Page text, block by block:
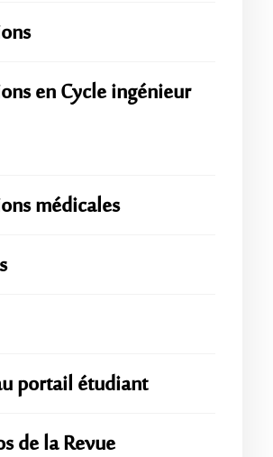
en Cycle ingénieur
médicales
portail étudiant
de la Revue